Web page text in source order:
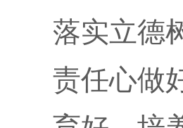
落实立德
责任心做